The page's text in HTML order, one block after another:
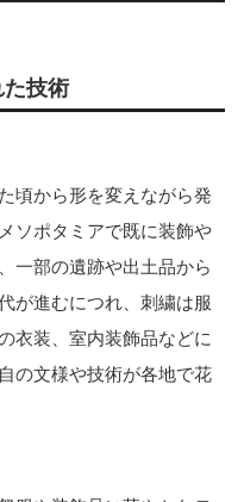
技術
頃から形を変えながら発
ソポタミアで既に装飾や
一部の遺跡や出土品から
が進むにつれ、刺繍は服
衣装、室内装飾品などに
の文様や技術が各地で花